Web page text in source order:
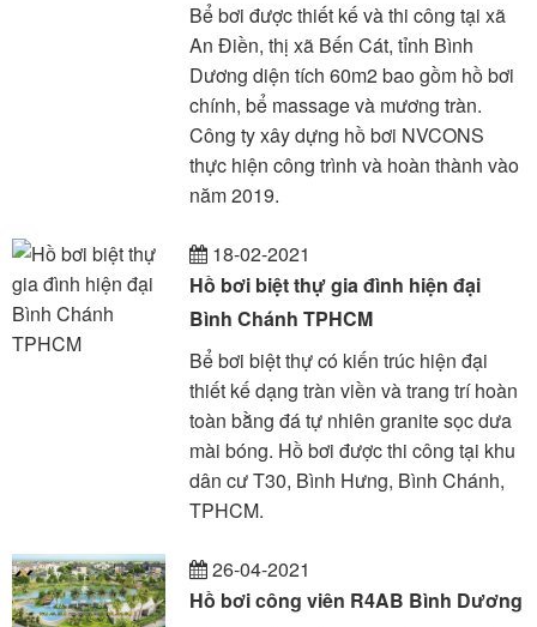
Bể bơi được thiết kế và thi công tại xã
An Điền, thị xã Bến Cát, tỉnh Bình
Dương diện tích 60m2 bao gồm hồ bơi
chính, bể massage và mương tràn.
Công ty xây dựng hồ bơi NVCONS
thực hiện công trình và hoàn thành vào
năm 2019.
18-02-2021
Hồ bơi biệt thự gia đình hiện đại
Bình Chánh TPHCM
Bể bơi biệt thự có kiến trúc hiện đại
thiết kế dạng tràn viền và trang trí hoàn
toàn bằng đá tự nhiên granite sọc dưa
mài bóng. Hồ bơi được thi công tại khu
dân cư T30, Bình Hưng, Bình Chánh,
TPHCM.
26-04-2021
Hồ bơi công viên R4AB Bình Dương